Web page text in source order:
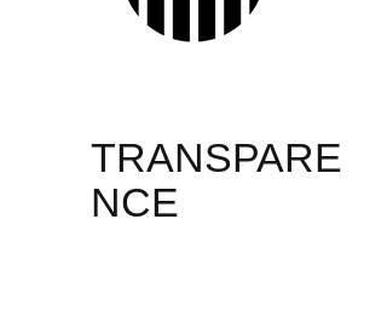
TRANSPARE
NCE